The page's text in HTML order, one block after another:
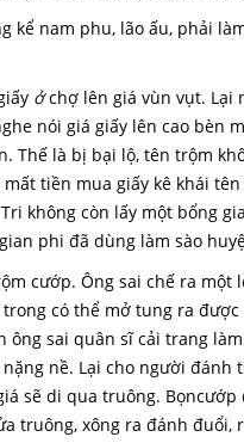
kể nam phu, lão ấu, phải
ởchợ lên giá vùn vụt. Lại
nói giá giấy lên cao bèn
Thế là bị bại lộ, tên trộm
tiền mua giấy kê khái
không còn lấy một bổng
phi đã dùng làm sào
cướp. Ông sai chế ra một
có thể mở tung ra được
ông sai quân sĩ cải trang
nề. Lại cho người đánh
sẽ di qua truông.
truông, xông ra đánh